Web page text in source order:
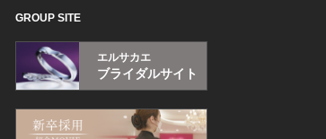
GROUP SITE
エルサカエ
ブライダルサイト